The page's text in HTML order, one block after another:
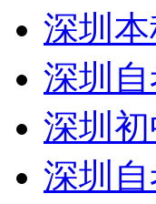
深圳
深圳
深圳
深圳